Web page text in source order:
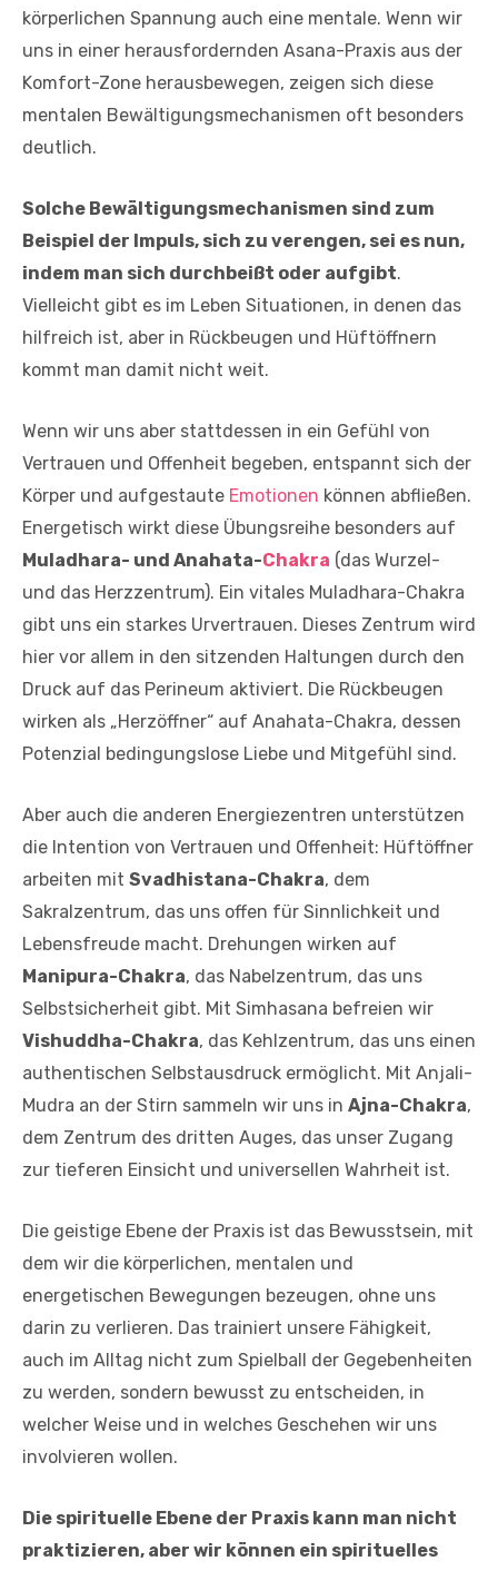
körperlichen Spannung auch eine mentale. Wenn wir
uns in einer herausfordernden Asana-Praxis aus der
Komfort-Zone herausbewegen, zeigen sich diese
mentalen Bewältigungsmechanismen oft besonders
deutlich.
Solche Bewältigungsmechanismen sind zum
Beispiel der Impuls, sich zu verengen, sei es nun,
indem man sich durchbeißt oder aufgibt.
Vielleicht gibt es im Leben Situationen, in denen das
hilfreich ist, aber in Rückbeugen und Hüftöffnern
kommt man damit nicht weit.
Wenn wir uns aber stattdessen in ein Gefühl von
Vertrauen und Offenheit begeben, entspannt sich der
Körper und aufgestaute Emotionen können abfließen.
Energetisch wirkt diese Übungsreihe besonders auf
Muladhara- und Anahata-Chakra (das Wurzel-
und das Herzzentrum). Ein vitales Muladhara-Chakra
gibt uns ein starkes Urvertrauen. Dieses Zentrum wird
hier vor allem in den sitzenden Haltungen durch den
Druck auf das Perineum aktiviert. Die Rückbeugen
wirken als „Herzöffner“ auf Anahata-Chakra, dessen
Potenzial bedingungslose Liebe und Mitgefühl sind.
Aber auch die anderen Energiezentren unterstützen
die Intention von Vertrauen und Offenheit: Hüftöffner
arbeiten mit Svadhistana-Chakra, dem
Sakralzentrum, das uns offen für Sinnlichkeit und
Lebensfreude macht. Drehungen wirken auf
Manipura-Chakra, das Nabelzentrum, das uns
Selbstsicherheit gibt. Mit Simhasana befreien wir
Vishuddha-Chakra, das Kehlzentrum, das uns einen
authentischen Selbstausdruck ermöglicht. Mit Anjali-
Mudra an der Stirn sammeln wir uns in Ajna-Chakra,
dem Zentrum des dritten Auges, das unser Zugang
zur tieferen Einsicht und universellen Wahrheit ist.
Die geistige Ebene der Praxis ist das Bewusstsein, mit
dem wir die körperlichen, mentalen und
energetischen Bewegungen bezeugen, ohne uns
darin zu verlieren. Das trainiert unsere Fähigkeit,
auch im Alltag nicht zum Spielball der Gegebenheiten
zu werden, sondern bewusst zu entscheiden, in
welcher Weise und in welches Geschehen wir uns
involvieren wollen.
Die spirituelle Ebene der Praxis kann man nicht
praktizieren, aber wir können ein spirituelles